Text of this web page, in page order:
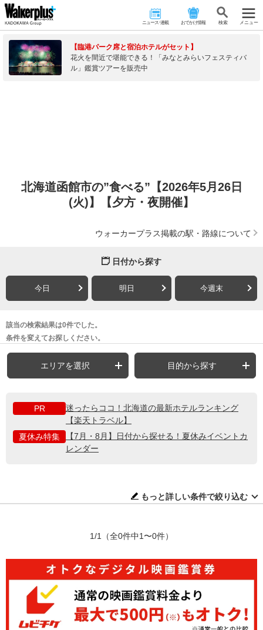
ニュース･連載 おでかけ情報 検 索 メニュー
【臨港パーク席と宿泊ホテルがセット】
花火を間近で堪能できる！「みなとみらいフェスティバ
ル」鑑賞ツアーを販売中
北海道函館市の”食べる”【2026年5月26日
(火)】【夕方・夜開催】
ウォーカープラス掲載の駅・路線について
日付から探す
今日 明日 今週末
該当の検索結果は0件でした。
条件を変えてお探しください。
エリアを選択 目的から探す
PR
迷ったらココ！北海道の最新ホテルランキング
【楽天トラベル】
夏休み特集
【7月・8月】日付から探せる！夏休みイベントカ
レンダー
もっと詳しい条件で絞り込む
1/1 （全0件中1〜0件）